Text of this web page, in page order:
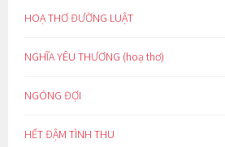
HOẠ THƠ ĐƯỜNG LUẬT
NGHĨA YÊU THƯƠNG (hoạ thơ)
NGÓNG ĐỢI
HẾT ĐẬM TÌNH THU